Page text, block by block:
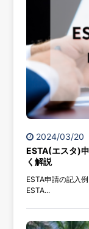
2024/03/20
ESTA(エスタ)
く解説
ESTA申請の記入
ESTA...